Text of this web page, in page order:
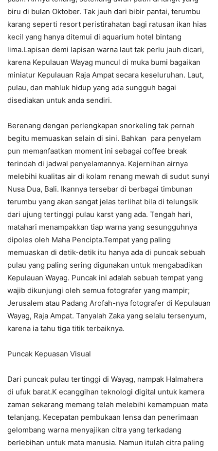
biru di bulan Oktober. Tak jauh dari bibir pantai, terumbu
karang seperti resort peristirahatan bagi ratusan ikan hias
kecil yang hanya ditemui di aquarium hotel bintang
lima.Lapisan demi lapisan warna laut tak perlu jauh dicari,
karena Kepulauan Wayag muncul di muka bumi bagaikan
miniatur Kepulauan Raja Ampat secara keseluruhan. Laut,
pulau, dan mahluk hidup yang ada sungguh bagai
disediakan untuk anda sendiri.
Berenang dengan perlengkapan snorkeling tak pernah
begitu memuaskan selain di sini. Bahkan para penyelam
pun memanfaatkan moment ini sebagai coffee break
terindah di jadwal penyelamannya. Kejernihan airnya
melebihi kualitas air di kolam renang mewah di sudut sunyi
Nusa Dua, Bali. Ikannya tersebar di berbagai timbunan
terumbu yang akan sangat jelas terlihat bila di telungsik
dari ujung tertinggi pulau karst yang ada. Tengah hari,
matahari menampakkan tiap warna yang sesungguhnya
dipoles oleh Maha Pencipta.Tempat yang paling
memuaskan di detik-detik itu hanya ada di puncak sebuah
pulau yang paling sering digunakan untuk mengabadikan
Kepulauan Wayag. Puncak ini adalah sebuah tempat yang
wajib dikunjungi oleh semua fotografer yang mampir;
Jerusalem atau Padang Arofah-nya fotografer di Kepulauan
Wayag, Raja Ampat. Tanyalah Zaka yang selalu tersenyum,
karena ia tahu tiga titik terbaiknya.
Puncak Kepuasan Visual
Dari puncak pulau tertinggi di Wayag, nampak Halmahera
di ufuk barat.K ecanggihan teknologi digital untuk kamera
zaman sekarang memang telah melebihi kemampuan mata
telanjang. Kecepatan pembukaan lensa dan penerimaan
gelombang warna menyajikan citra yang terkadang
berlebihan untuk mata manusia. Namun itulah citra paling